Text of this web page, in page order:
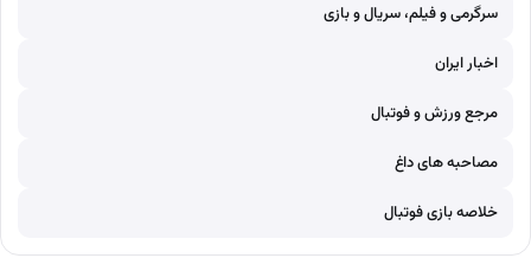
سرگرمی و فیلم، سریال و بازی
اخبار ایران
مرجع ورزش و فوتبال
مصاحبه های داغ
خلاصه بازی فوتبال